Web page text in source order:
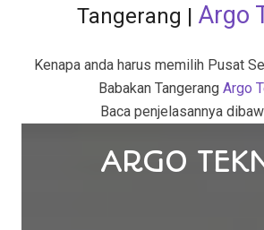
Tangerang | Argo
Kenapa anda harus memilih Pusat
Babakan Tangerang Argo
Baca penjelasannya
ARGO